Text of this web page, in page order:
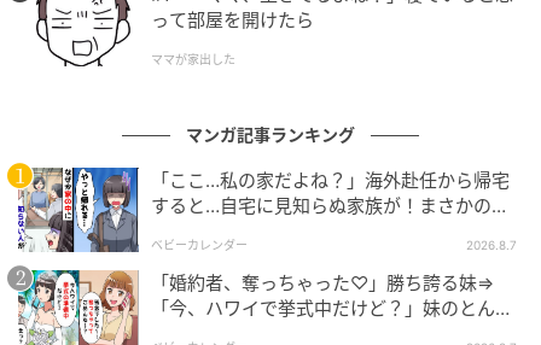
って部屋を開けたら
ママが家出した
マンガ記事ランキング
「ここ…私の家だよね？」海外赴任から帰宅
すると…自宅に見知らぬ家族が！まさかの真
ベビーカレンダー 2026.8.7
「婚約者、奪っちゃった♡」勝ち誇る妹⇒
「今、ハワイで挙式中だけど？」妹のとんで